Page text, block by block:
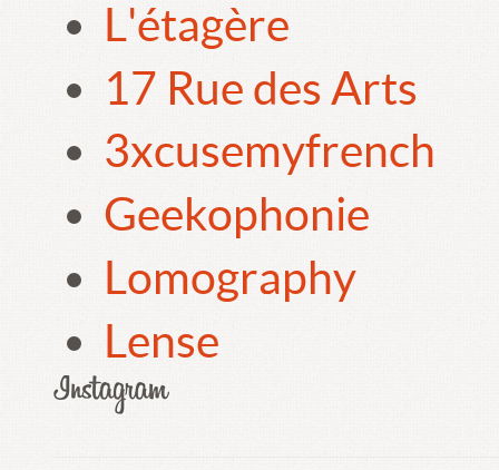
L'étagère
17 Rue des Arts
3xcusemyfrench
Geekophonie
Lomography
Lense